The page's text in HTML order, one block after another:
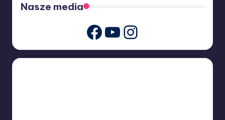
Nasze media
Facebook
Youtube
Instagram